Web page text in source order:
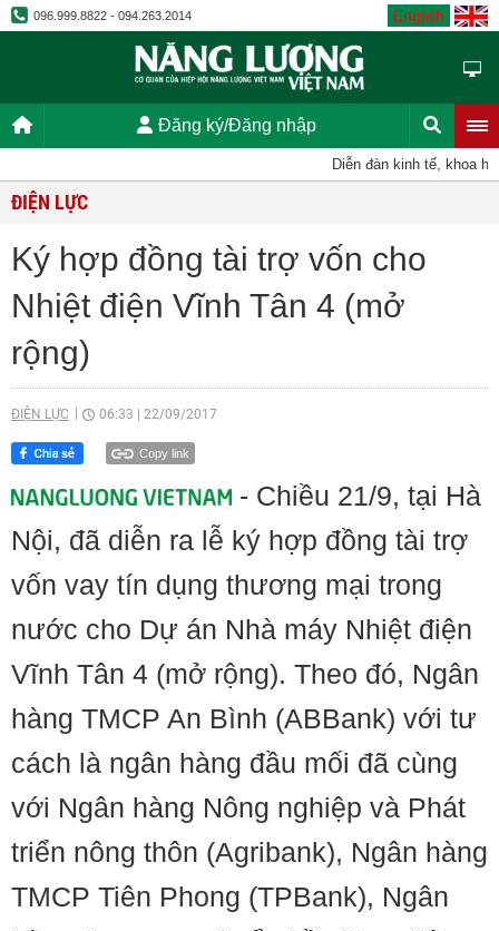
096.999.8822 - 094.263.2014 English
Đăng ký/Đăng nhập
Diễn đàn kinh tế, khoa
ĐIỆN LỰC
Ký hợp đồng tài trợ vốn cho
Nhiệt điện Vĩnh Tân 4 (mở
rộng)
ĐIỆN LỰC 06:33 22/09/2017
Copy link
- Chiều 21/9, tại Hà
Nội, đã diễn ra lễ ký hợp đồng tài trợ
vốn vay tín dụng thương mại trong
nước cho Dự án Nhà máy Nhiệt điện
Vĩnh Tân 4 (mở rộng). Theo đó, Ngân
hàng TMCP An Bình (ABBank) với tư
cách là ngân hàng đầu mối đã cùng
với Ngân hàng Nông nghiệp và Phát
triển nông thôn (Agribank), Ngân hàng
TMCP Tiên Phong (TPBank), Ngân